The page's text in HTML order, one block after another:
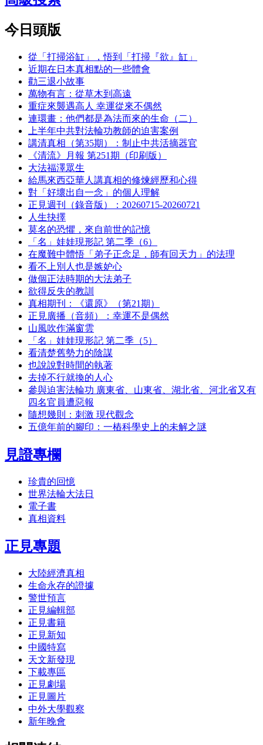
今日頭版
從「打掃浴缸」，悟到「打掃『欲』缸」
近期在日本真相點的一些體會
勸三退小故事
萬物有言：從草木到高遠
重症來襲遇高人 幸運從來不偶然
連環畫：他們都是為法而來的生命（二）
上半年中共對法輪功教師的迫害案例
講清真相（第35期）：制止中共活摘器官
《清流》月報 第251期（印刷版）
大法福澤眾生
給馬來西亞華人講真相的修煉經歷和心得
對「好壞出自一念」的個人理解
正見週刊（錄音版）：20260715-20260721
人生抉擇
莫名的恐懼，來自前世的記憶
「名」娃娃現形記 第二季（6）
在魔難中體悟「弟子正念足，師有回天力」的法理
看不上別人也是嫉妒心
做個正法時期的大法弟子
欲得反失的教訓
真相期刊：《還原》（第21期）
正見廣播（音頻）：幸運不是偶然
山風吹作滿窗雲
「名」娃娃現形記 第二季（5）
看清楚舊勢力的陰謀
也說說對時間的執著
去掉不行就換的人心
參與迫害法輪功 廣東省、山東省、湖北省、河北省又有
四名官員遭惡報
隨想幾則：刺激 現代觀念
五億年前的腳印：一樁科學史上的未解之謎
見證專欄
珍貴的回憶
世界法輪大法日
電子書
真相資料
正見專題
大陸經濟真相
生命永存的證據
警世預言
正見編輯部
正見書籍
正見新知
中國特寫
天文新發現
下載專區
正見劇場
正見圖片
中外大學觀察
新年晚會